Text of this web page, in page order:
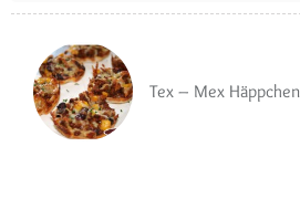
Tex – Mex Häppchen